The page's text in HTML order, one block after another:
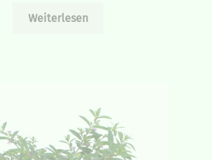
Weiterlesen